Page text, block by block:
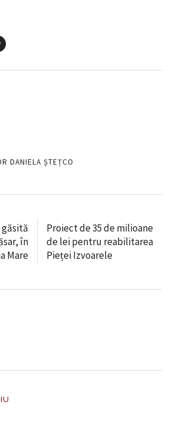
DANIELA ȘTEȚCO
găsită
în
Mare
Proiect de 35 de milioane
de lei pentru reabilitarea
Pieței Izvoarele